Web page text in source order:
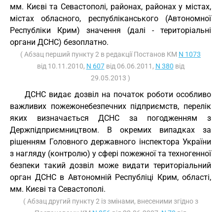
мм. Києві та Севастополі, районах, районах у містах,
містах обласного, республіканського (Автономної
Республіки Крим) значення (далі - територіальні
органи ДСНС) безоплатно.
( Абзац перший пункту 2 в редакції Постанов КМ N 1073
від 10.11.2010, N 607від 06.06.2011, N 380 від
29.05.2013 )
ДСНС видає дозвіл на початок роботи особливо
важливих пожежонебезпечних підприємств, перелік
яких визначається ДСНС за погодженням з
Держпідприємництвом. В окремих випадках за
рішенням Головного державного інспектора України
з нагляду (контролю) у сфері пожежної та техногенної
безпеки такий дозвіл може видати територіальний
орган ДСНС в Автономній Республіці Крим, області,
мм. Києві та Севастополі.
( Абзац другий пункту 2 із змінами, внесеними згідно з